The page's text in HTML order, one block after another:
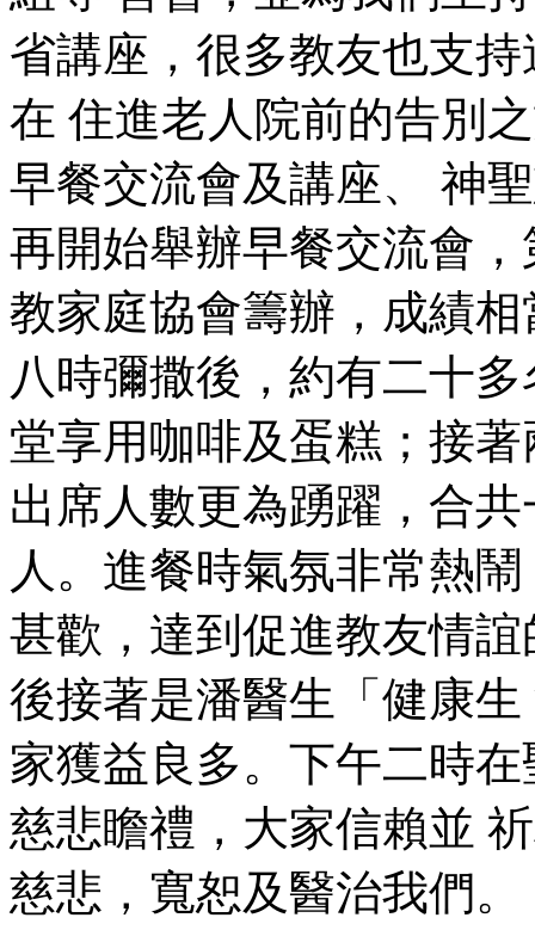
省講座，很多教友也支
在 住進老人院前的告別
早餐交流會及講座、 神
再開始舉辦早餐交流會
教家庭協會籌辦，成績
八時彌撒後，約有二十
堂享用咖啡及蛋糕；接
出席人數更為踴躍，合
人。進餐時氣氛非常熱
甚歡，達到促進教友情
後接著是潘醫生「健康
家獲益良多。下午二時
慈悲瞻禮，大家信賴並
慈悲，寬恕及醫治我們